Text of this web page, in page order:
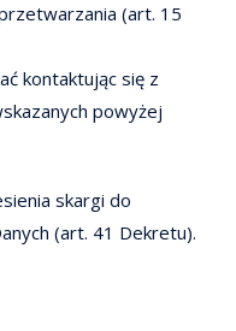
(art. 15
kontaktując się z
powyżej
skargi do
(art. 41 Dekretu).